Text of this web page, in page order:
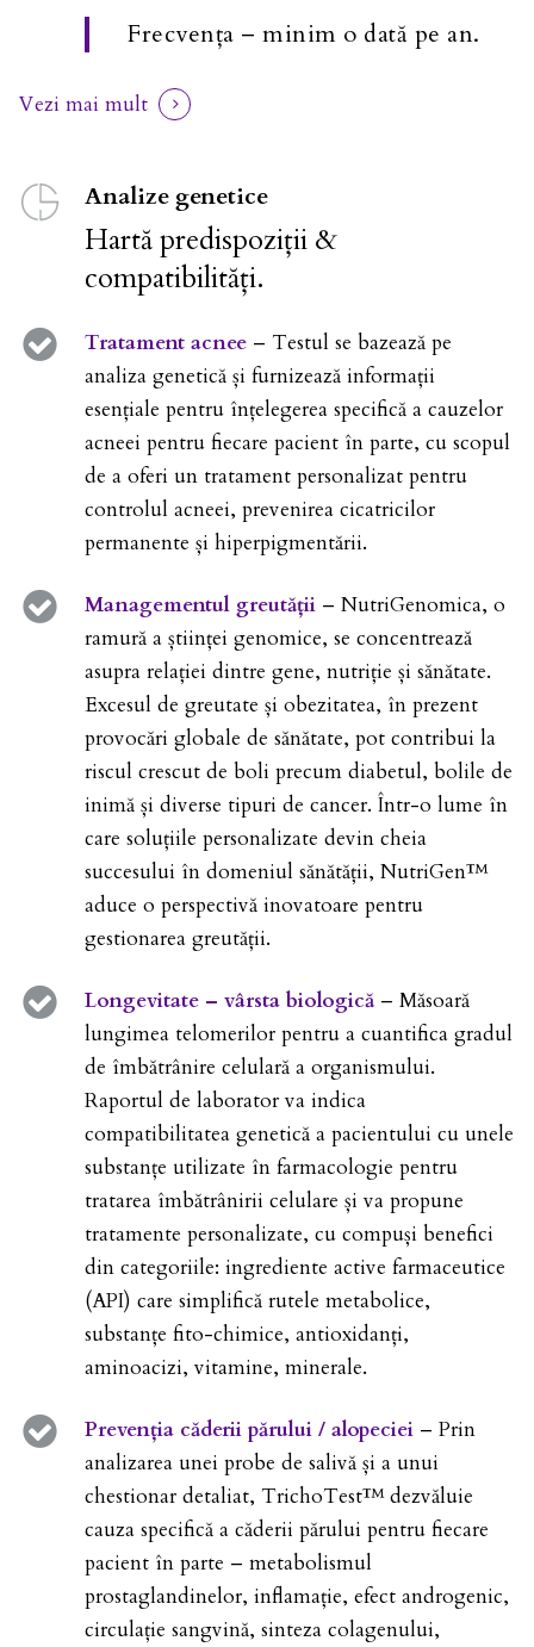
Frecvența – minim o dată pe an.
Vezi mai mult
Analize genetice
Hartă predispoziții &
compatibilități.
Tratament acnee – Testul se bazează pe
analiza genetică și furnizează informații
esențiale pentru înțelegerea specifică a cauzelor
acneei pentru fiecare pacient în parte, cu scopul
de a oferi un tratament personalizat pentru
controlul acneei, prevenirea cicatricilor
permanente și hiperpigmentării.
Managementul greutății – NutriGenomica, o
ramură a științei genomice, se concentrează
asupra relației dintre gene, nutriție și sănătate.
Excesul de greutate și obezitatea, în prezent
provocări globale de sănătate, pot contribui la
riscul crescut de boli precum diabetul, bolile de
inimă și diverse tipuri de cancer. Într-o lume în
care soluțiile personalizate devin cheia
succesului în domeniul sănătății, NutriGen™
aduce o perspectivă inovatoare pentru
gestionarea greutății.
Longevitate – vârsta biologică – Măsoară
lungimea telomerilor pentru a cuantifica gradul
de îmbătrânire celulară a organismului.
Raportul de laborator va indica
compatibilitatea genetică a pacientului cu unele
substanțe utilizate în farmacologie pentru
tratarea îmbătrânirii celulare și va propune
tratamente personalizate, cu compuși benefici
din categoriile: ingrediente active farmaceutice
(API) care simplifică rutele metabolice,
substanțe fito-chimice, antioxidanți,
aminoacizi, vitamine, minerale.
Prevenția căderii părului / alopeciei – Prin
analizarea unei probe de salivă și a unui
chestionar detaliat, TrichoTest™ dezvăluie
cauza specifică a căderii părului pentru fiecare
pacient în parte – metabolismul
prostaglandinelor, inflamație, efect androgenic,
circulație sangvină, sinteza colagenului,